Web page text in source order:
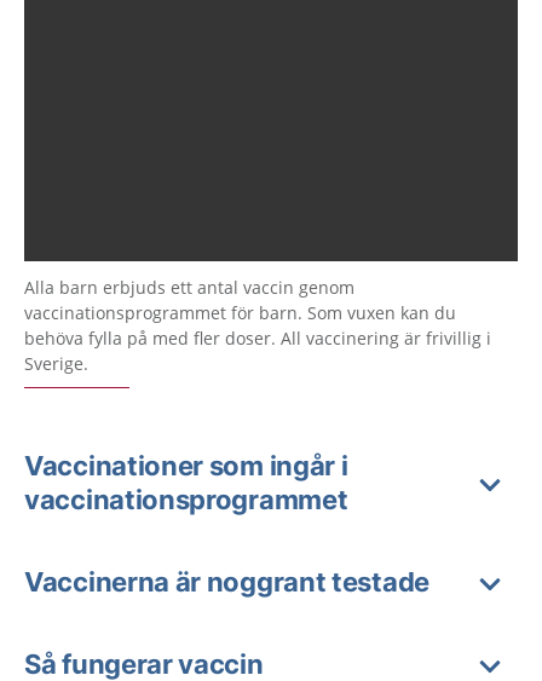
Alla barn erbjuds ett antal vaccin genom
vaccinationsprogrammet för barn. Som vuxen kan du
behöva fylla på med fler doser. All vaccinering är frivillig i
Sverige.
Vaccinationer som ingår i
vaccinationsprogrammet
Vaccinerna är noggrant testade
Så fungerar vaccin